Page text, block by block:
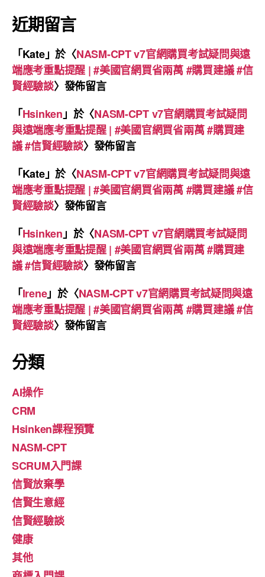
近期留言
「Kate」於〈NASM-CPT v7官網購買考試疑問與遠
端應考重點提醒 | #美國官網買省兩萬 #購買建議 #信
賢經驗談〉發佈留言
「Hsinken 」於〈NASM-CPT v7官網購買考試疑問
與遠端應考重點提醒 | #美國官網買省兩萬 #購買建
議 #信賢經驗談〉發佈留言
「Kate」於〈NASM-CPT v7官網購買考試疑問與遠
端應考重點提醒 | #美國官網買省兩萬 #購買建議 #信
賢經驗談〉發佈留言
「Hsinken 」於〈NASM-CPT v7官網購買考試疑問
與遠端應考重點提醒 | #美國官網買省兩萬 #購買建
議 #信賢經驗談〉發佈留言
「Irene」於〈NASM-CPT v7官網購買考試疑問與遠
端應考重點提醒 | #美國官網買省兩萬 #購買建議 #信
賢經驗談〉發佈留言
分類
AI操作
CRM
Hsinken課程預覽
NASM-CPT
SCRUM入門課
信賢放棄學
信賢生意經
信賢經驗談
健康
其他